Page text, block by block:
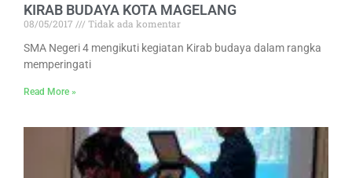
KIRAB BUDAYA KOTA MAGELANG
08/05/2017
Tidak ada komentar
SMA Negeri 4 mengikuti kegiatan Kirab budaya dalam rangka
memperingati
Read More »